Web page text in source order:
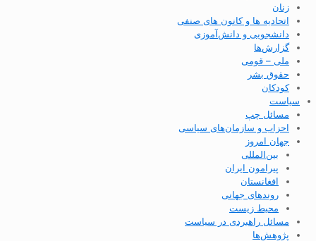
زنان
اتحادیه ها و کانون های صنفی
دانشجویی و دانش‌آموزی
گزارش‌ها
ملی – قومی
حقوق بشر
کودکان
سیاست
مسائل چپ
احزاب و سازمان‌های سیاسی
جهان امروز
بین‌المللی
پیرامون ایران
افغانستان
روندهای جهانی
محیط زیست
مسائل راهبردی در سیاست
پژوهش‌ها